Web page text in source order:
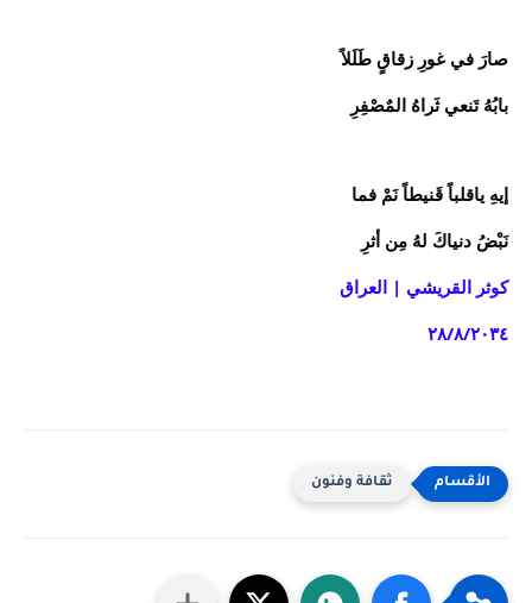
صارَ في غورِ زقاقٍ طَلَلاً
بابُهُ تَنعي ثَراهُ المٌصْفِرِ
إيهِ ياقلباً قَنيطاً نَمْ فما
نَبْضُ دنياكَ لهُ مِن أثرِ
كوثر القريشي | العراق
٢٨/٨/٢٠٣٤
ثقافة وفنون